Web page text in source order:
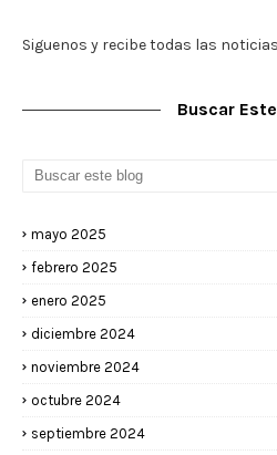
Siguenos y recibe todas las
Buscar
mayo 2025
febrero 2025
enero 2025
diciembre 2024
noviembre 2024
octubre 2024
septiembre 2024